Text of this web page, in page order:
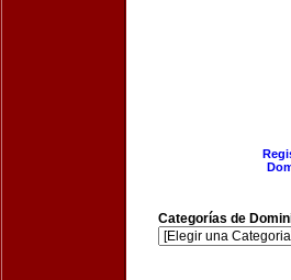
Categorías de